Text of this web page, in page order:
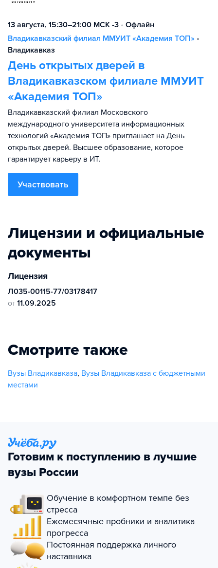
13 августа, 15:30–21:00 МСК -3 • Офлайн
Владикавказский филиал ММУИТ «Академия ТОП» •
Владикавказ
День открытых дверей в
Владикавказском филиале ММУИТ
«Академия ТОП»
Владикавказский филиал Московского
международного университета информационных
технологий «Академия TOП» приглашает на День
открытых дверей. Высшее образование, которое
гарантирует карьеру в ИТ.
Участвовать
Лицензии и официальные
документы
Лицензия
Л035-00115-77/03178417
от 11.09.2025
Смотрите также
Вузы Владикавказа, Вузы Владикавказа с бюджетными
местами
Готовим к поступлению в лучшие
вузы России
Обучение в комфортном темпе без
стресса
Ежемесячные пробники и аналитика
прогресса
Постоянная поддержка личного
наставника